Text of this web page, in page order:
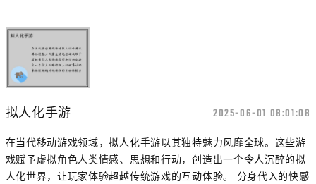
拟人化手游 2025-06-01 08:01:08
在当代移动游戏领域，拟人化手游以其独特魅力风靡全球。这些游
戏赋予虚拟角色人类情感、思想和行动，创造出一个令人沉醉的拟
人化世界，让玩家体验超越传统游戏的互动体验。 分身代入的快感